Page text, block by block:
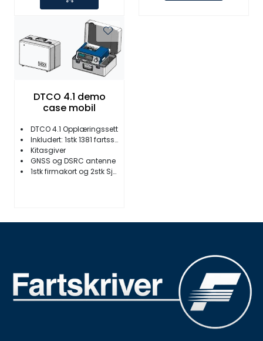
DTCO 4.1 demo
case mobil
DTCO 4.1 Opplæringssett
Inkludert: 1stk 1381 fartsskriver
Kitasgiver
GNSS og DSRC antenne
1stk firmakort og 2stk Sjåførkort